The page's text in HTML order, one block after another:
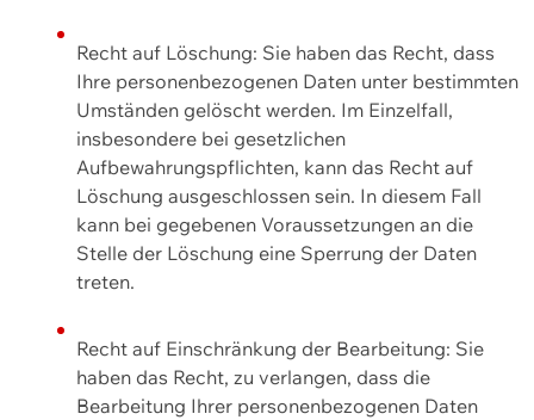
Recht auf Löschung: Sie haben das Recht, dass
Ihre personenbezogenen Daten unter bestimmten
Umständen gelöscht werden. Im Einzelfall,
insbesondere bei gesetzlichen
Aufbewahrungspflichten, kann das Recht auf
Löschung ausgeschlossen sein. In diesem Fall
kann bei gegebenen Voraussetzungen an die
Stelle der Löschung eine Sperrung der Daten
treten.
Recht auf Einschränkung der Bearbeitung: Sie
haben das Recht, zu verlangen, dass die
Bearbeitung Ihrer personenbezogenen Daten